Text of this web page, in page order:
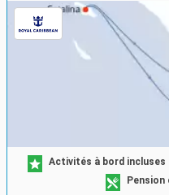
Ports
Activités à bord incluses